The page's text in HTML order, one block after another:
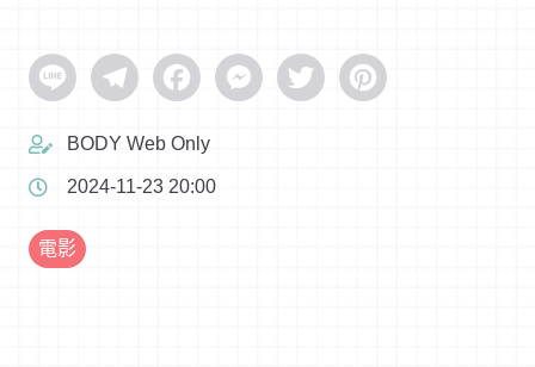
Line TelegramFacebookMessenger
Twitter Pinterest
BODY Web Only
2024-11-23 20:00
電影